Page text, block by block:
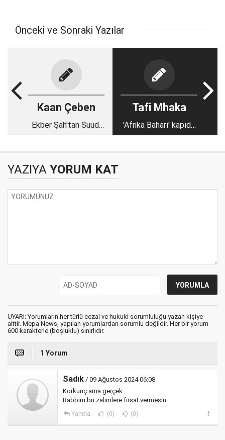
Önceki ve Sonraki Yazılar
Kaan Çeben
Ekber Şah'tan Suudi
Tafi Mhaka
'Afrika Baharı' kapıda
mı?
YAZIYA YORUM KAT
UYARI: Yorumların her türlü cezai ve hukuki sorumluluğu yazan kişiye
aittir. Mepa News, yapılan yorumlardan sorumlu değildir. Her bir yorum
600 karakterle (boşluklu) sınırlıdır.
1 Yorum
Sadık / 09 Ağustos 2024 06:08
Korkunç ama gerçek
Rabbim bu zalimlere fırsat vermesin.
Yanıtla (0) (0)